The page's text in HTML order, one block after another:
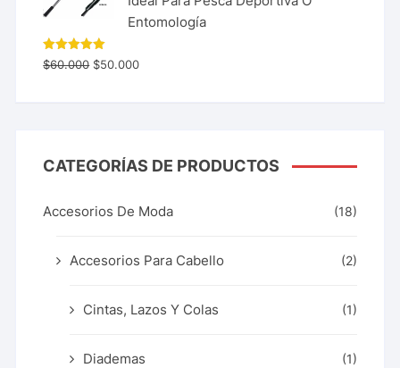
Entomología
Valorado
con 5.00
$60.000 $50.000
CATEGORÍAS DE PRODUCTOS
Accesorios De Moda (18)
Accesorios Para Cabello (2)
Cintas, Lazos Y Colas (1)
Diademas (1)